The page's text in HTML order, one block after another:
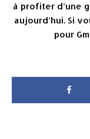
à profiter d’une
aujourd’hui. Si
pour